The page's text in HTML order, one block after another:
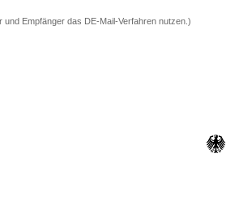
Empfänger das DE-Mail-Verfahren nutzen.)